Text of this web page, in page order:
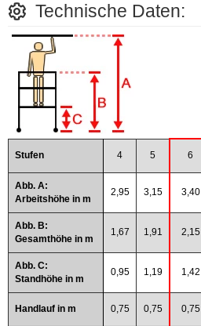
Technische Daten:
Stufen 4 5 6
Abb. A:
Arbeitshöhe in m
2,95 3,15 3,40
Abb. B:
Gesamthöhe in m
1,67 1,91 2,15
Abb. C:
Standhöhe in m
0,95 1,19 1,42
Handlauf in m 0,75 0,75 0,75